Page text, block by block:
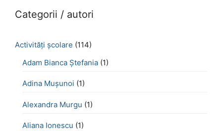
Categorii / autori
Activităţi şcolare (114)
Adam Bianca Ștefania (1)
Adina Mușunoi (1)
Alexandra Murgu (1)
Aliana Ionescu (1)